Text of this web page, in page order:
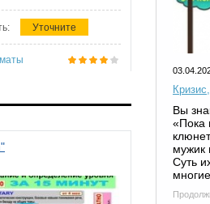
Уточните
Вы
«Пока
мужик
Суть